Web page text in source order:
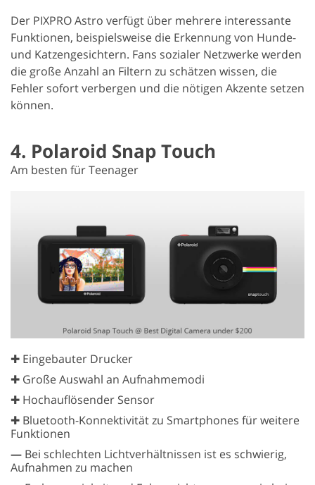
Der PIXPRO Astro verfügt über mehrere interessante
Funktionen, beispielsweise die Erkennung von Hunde-
und Katzengesichtern. Fans sozialer Netzwerke werden
die große Anzahl an Filtern zu schätzen wissen, die
Fehler sofort verbergen und die nötigen Akzente setzen
können.
4. Polaroid Snap Touch
Am besten für Teenager
✚ Eingebauter Drucker
✚ Große Auswahl an Aufnahmemodi
✚ Hochauflösender Sensor
✚ Bluetooth-Konnektivität zu Smartphones für weitere
Funktionen
— Bei schlechten Lichtverhältnissen ist es schwierig,
Aufnahmen zu machen